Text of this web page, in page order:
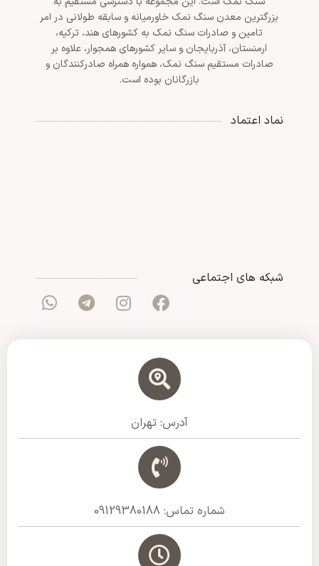
بزرگترین معدن سنگ نمک خاورمیانه و سابقه طولانی در امر
تامین و صادرات سنگ نمک به کشورهای هند، ترکیه،
ارمنستان، آذربایجان و سایر کشورهای همجوار، علاوه بر
صادرات مستقیم سنگ نمک، همواره همراه صادرکنندگان و
بازرگانان بوده است.
نماد اعتماد
شبکه های اجتماعی
آدرس: تهران
شماره تماس: 09129380188